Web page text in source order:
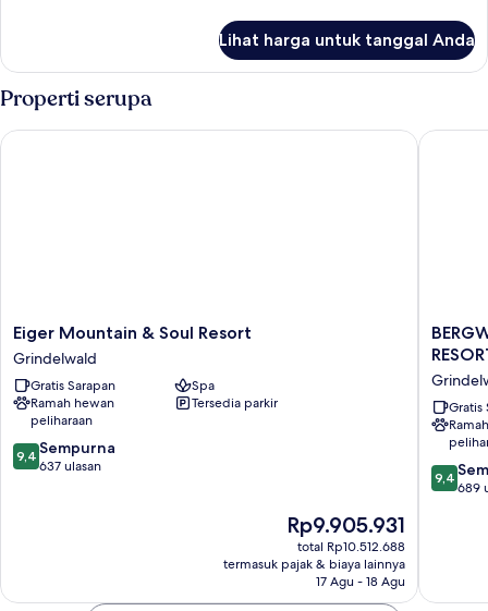
Standard
Room
Lihat harga untuk tanggal Anda
Properti serupa
Eiger
Mountain
&
Soul
Resort
Grindelwald
Eiger Mountain & Soul Resort
Grindelwald
Gratis Sarapan
Spa
Ramah hewan
peliharaan
Tersedia parkir
9.4
dari
9,4 Sempurna
637 ulasan
Harga
sekarang
Rp9.905.931
Rp9.905.931
total Rp10.512.688
termasuk pajak & biaya lainnya
17 Agu - 18 Agu
Eiger Mountain & Soul Resort
ALPINE
DESIGN
RESORT
Gratis
9.4
dari
9,4
689